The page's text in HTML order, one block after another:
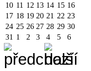
10 11 12 13 14 15 16
17 18 19 20 21 22 23
24 25 26 27 28 29 30
31 1 2 3 4 5 6